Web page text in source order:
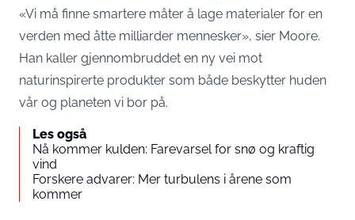
«Vi må finne smartere måter å lage materialer for en
verden med åtte milliarder mennesker», sier Moore.
Han kaller gjennombruddet en ny vei mot
naturinspirerte produkter som både beskytter huden
vår og planeten vi bor på.
Les også
Nå kommer kulden: Farevarsel for snø og kraftig
vind
Forskere advarer: Mer turbulens i årene som
kommer